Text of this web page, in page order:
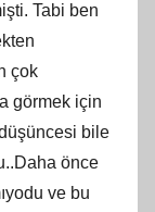
Tabi ben
çok
görmek için
bile
önce
ve bu